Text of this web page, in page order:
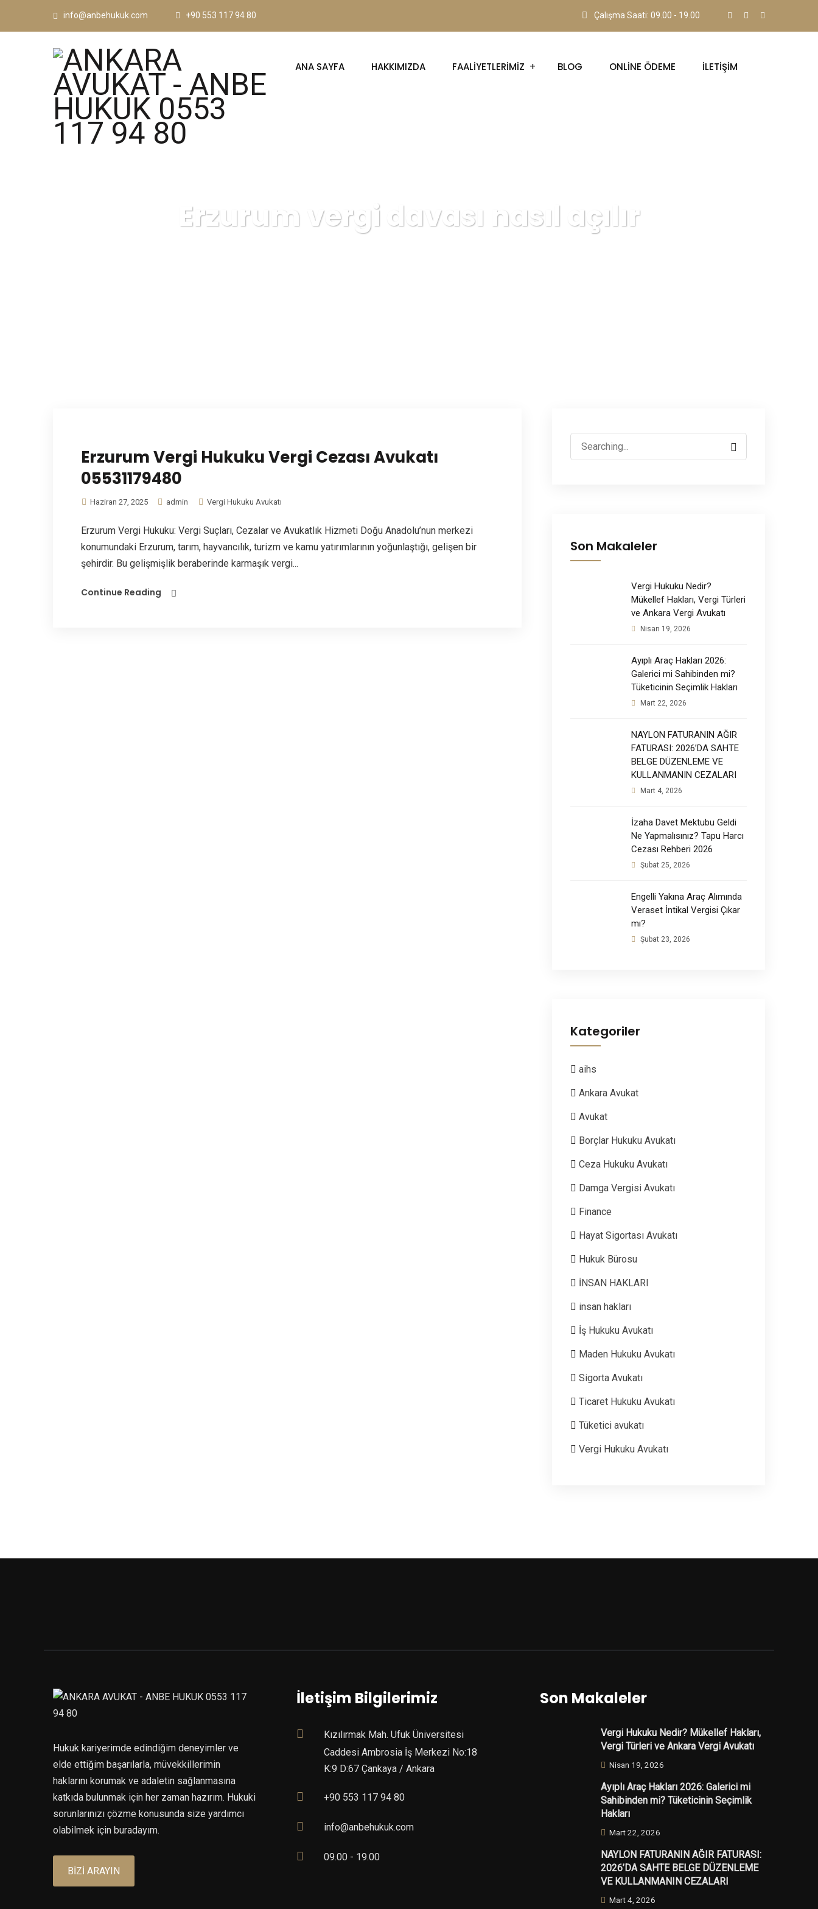
info@anbehukuk.com +90 553 117 94 80 Çalışma Saati: 09.00 - 19.00
ANA SAYFA HAKKIMIZDA FAALIYETLERIMIZ BLOG ONLINE ÖDEME İLETIŞIM
Erzurum vergi davası nasıl açılır
Erzurum Vergi Hukuku Vergi Cezası Avukatı
05531179480
Haziran 27, 2025 admin Vergi Hukuku Avukatı
Erzurum Vergi Hukuku: Vergi Suçları, Cezalar ve Avukatlık Hizmeti Doğu Anadolu’nun merkezi
konumundaki Erzurum, tarım, hayvancılık, turizm ve kamu yatırımlarının yoğunlaştığı, gelişen bir
şehirdir. Bu gelişmişlik beraberinde karmaşık vergi...
Continue Reading
Search
for:
Son Makaleler
Vergi Hukuku Nedir?
Mükellef Hakları, Vergi Türleri
ve Ankara Vergi Avukatı
Nisan 19, 2026
Ayıplı Araç Hakları 2026:
Galerici mi Sahibinden mi?
Tüketicinin Seçimlik Hakları
Mart 22, 2026
NAYLON FATURANIN AĞIR
FATURASI: 2026’DA SAHTE
BELGE DÜZENLEME VE
KULLANMANIN CEZALARI
Mart 4, 2026
İzaha Davet Mektubu Geldi
Ne Yapmalısınız? Tapu Harcı
Cezası Rehberi 2026
Şubat 25, 2026
Engelli Yakına Araç Alımında
Veraset İntikal Vergisi Çıkar
mı?
Şubat 23, 2026
Kategoriler
aihs
Ankara Avukat
Avukat
Borçlar Hukuku Avukatı
Ceza Hukuku Avukatı
Damga Vergisi Avukatı
Finance
Hayat Sigortası Avukatı
Hukuk Bürosu
İNSAN HAKLARI
insan hakları
İş Hukuku Avukatı
Maden Hukuku Avukatı
Sigorta Avukatı
Ticaret Hukuku Avukatı
Tüketici avukatı
Vergi Hukuku Avukatı
Hukuk kariyerimde edindiğim deneyimler ve
elde ettiğim başarılarla, müvekkillerimin
haklarını korumak ve adaletin sağlanmasına
katkıda bulunmak için her zaman hazırım. Hukuki
sorunlarınızı çözme konusunda size yardımcı
olabilmek için buradayım.
BIZI ARAYIN
İletişim Bilgilerimiz
Kızılırmak Mah. Ufuk Üniversitesi
Caddesi Ambrosia İş Merkezi No:18
K:9 D:67 Çankaya / Ankara
+90 553 117 94 80
info@anbehukuk.com
09.00 - 19.00
Son Makaleler
Vergi Hukuku Nedir? Mükellef Hakları,
Vergi Türleri ve Ankara Vergi Avukatı
Nisan 19, 2026
Ayıplı Araç Hakları 2026: Galerici mi
Sahibinden mi? Tüketicinin Seçimlik
Hakları
Mart 22, 2026
NAYLON FATURANIN AĞIR FATURASI:
2026’DA SAHTE BELGE DÜZENLEME
VE KULLANMANIN CEZALARI
Mart 4, 2026